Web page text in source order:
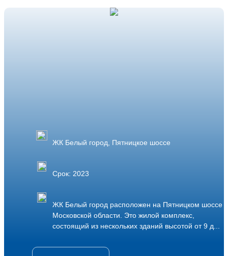
ЖК Белый город, Пятницкое шоссе
Срок: 2023
ЖК Белый город расположен на Пятницком шоссе в
Московской области. Это жилой комплекс,
состоящий из нескольких зданий высотой от 9 д...